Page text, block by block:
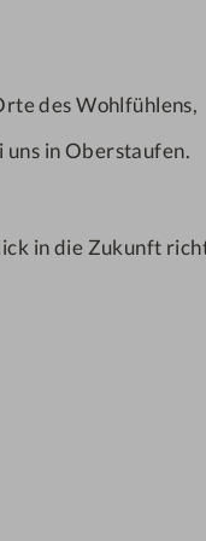
des Wohlfühlens,
in Oberstaufen.
in die Zukunft
ANFRAGEN